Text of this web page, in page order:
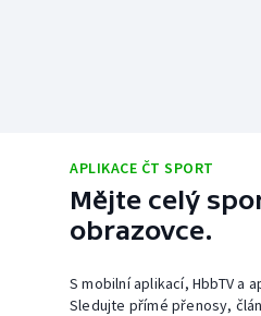
APLIKACE ČT SPORT
Mějte celý
obrazovce.
S mobilní aplikací, HbbTV a
Sledujte přímé přenosy,